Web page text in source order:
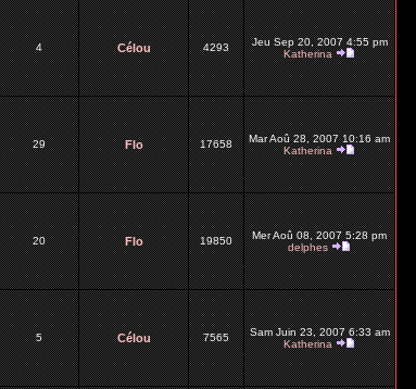
4 Célou 4293
Jeu Sep 20, 2007 4:55 pm
Katherina
29 Flo 17658
Mar Aoû 28, 2007 10:16 am
Katherina
20 Flo 19850
Mer Aoû 08, 2007 5:28 pm
delphes
5 Célou 7565
Sam Juin 23, 2007 6:33 am
Katherina